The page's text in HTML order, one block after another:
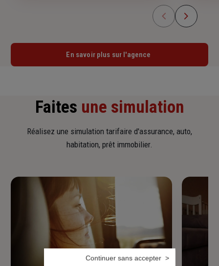
En savoir plus sur l'agence
Faites une simulation
Réalisez une simulation tarifaire d'assurance, auto,
habitation, prêt immobilier.
Continuer sans accepter